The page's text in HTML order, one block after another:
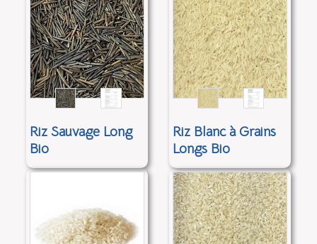
Riz Sauvage Long
Bio
Riz Blanc à Grains
Longs Bio